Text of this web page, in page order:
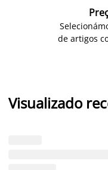
de artigos
Visualizado